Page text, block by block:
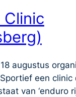
Clinic
augustus
een clinic
van ‘enduro